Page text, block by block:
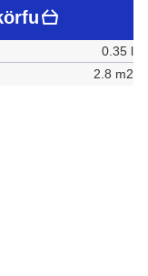
0.35 l
2.8 m2